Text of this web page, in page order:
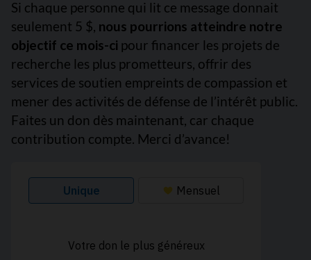
Si chaque personne qui lit ce message donnait
seulement 5 $, nous pourrions atteindre notre
objectif ce mois-ci pour financer les projets de
recherche les plus prometteurs, offrir des
services de soutien empreints de compassion et
mener des activités de défense de l’intérêt public.
Faites un don dès maintenant, car chaque
contribution compte. Merci d’avance!